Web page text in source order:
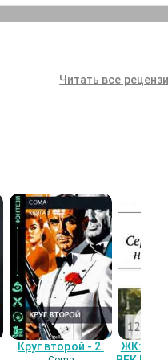
Читать все
Круг второй - 2.
ЖК: